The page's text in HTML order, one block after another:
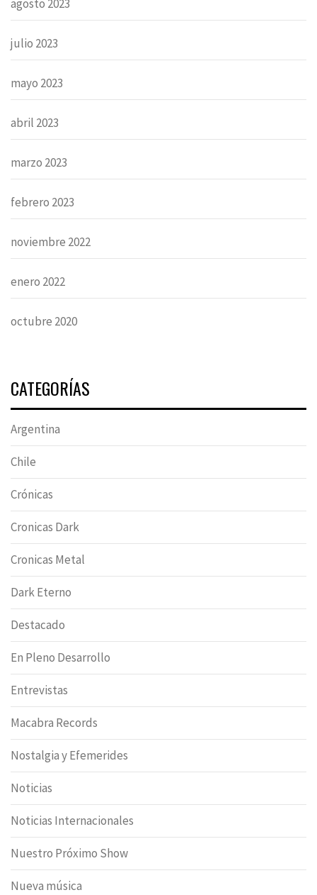
agosto 2023
julio 2023
mayo 2023
abril 2023
marzo 2023
febrero 2023
noviembre 2022
enero 2022
octubre 2020
CATEGORÍAS
Argentina
Chile
Crónicas
Cronicas Dark
Cronicas Metal
Dark Eterno
Destacado
En Pleno Desarrollo
Entrevistas
Macabra Records
Nostalgia y Efemerides
Noticias
Noticias Internacionales
Nuestro Próximo Show
Nueva música